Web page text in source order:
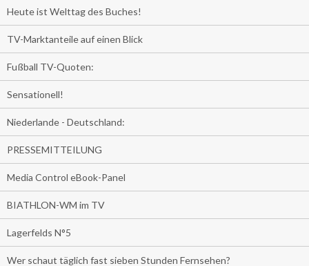
Heute ist Welttag des Buches!
TV-Marktanteile auf einen Blick
Fußball TV-Quoten:
Sensationell!
Niederlande - Deutschland:
PRESSEMITTEILUNG
Media Control eBook-Panel
BIATHLON-WM im TV
Lagerfelds N°5
Wer schaut täglich fast sieben Stunden Fernsehen?